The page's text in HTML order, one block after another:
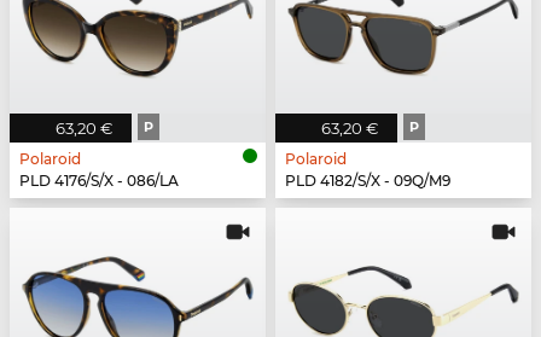
63,20 € P
Polaroid
PLD 4176/S/X - 086/LA
63,20 € P
Polaroid
PLD 4182/S/X - 09Q/M9